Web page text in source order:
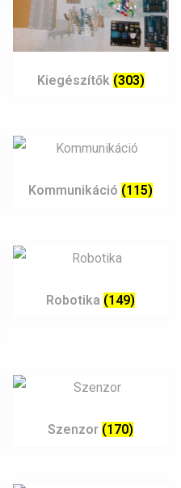
Kiegészítők (303)
Kommunikáció (115)
Robotika (149)
Szenzor (170)